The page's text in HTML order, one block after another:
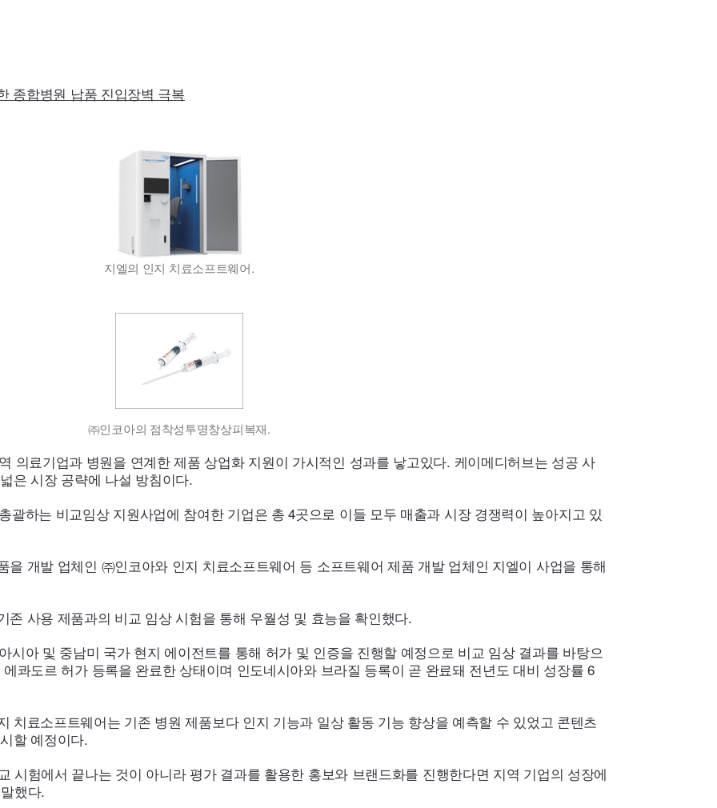
종합병원 납품 진입장벽 극복
지엘의 인지 치료소프트웨어.
㈜인코아의 점착성투명창상피복재.
의료기업과 병원을 연계한 제품 상업화 지원이 가시적인 성과를 낳고있다. 케이메디허브는 성공 사
은 시장 공략에 나설 방침이다.
괄하는 비교임상 지원사업에 참여한 기업은 총 4곳으로 이들 모두 매출과 시장 경쟁력이 높아지고 있
개발 업체인 ㈜인코아와 인지 치료소프트웨어 등 소프트웨어 제품 개발 업체인 지엘이 사업을 통해
존 사용 제품과의 비교 임상 시험을 통해 우월성 및 효능을 확인했다.
시아 및 중남미 국가 현지 에이전트를 통해 허가 및 인증을 진행할 예정으로 비교 임상 결과를 바탕으
콰도르 허가 등록을 완료한 상태이며 인도네시아와 브라질 등록이 곧 완료돼 전년도 대비 성장률 6
치료소프트웨어는 기존 병원 제품보다 인지 기능과 일상 활동 기능 향상을 예측할 수 있었고 콘텐츠
할 예정이다.
시험에서 끝나는 것이 아니라 평가 결과를 활용한 홍보와 브랜드화를 진행한다면 지역 기업의 성장에
했다.